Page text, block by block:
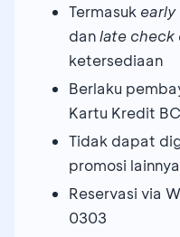
Termasuk early
danlate check
ketersediaan
Berlaku
Kartu Kredit
Tidak dapat
promosi lainnya
Reservasi via
0303